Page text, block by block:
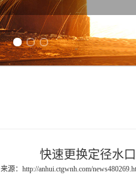
快速更换定径水
来源： http://anhui.ctgwnh.com/